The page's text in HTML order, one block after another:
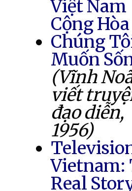
Việt Nam
Cộng Hòa
Chúng
Muốn
(Vĩnh
viết
đạo diễn,
1956)
Vietnam:
Real